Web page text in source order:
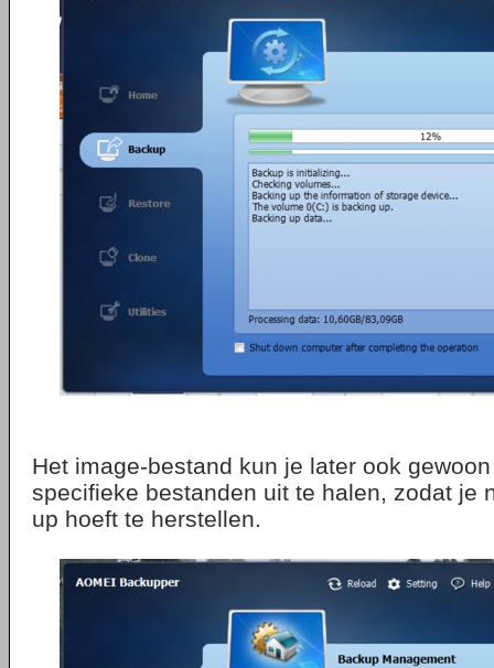
Het image-bestand kun je later ook
specifieke bestanden uit te halen, zodat je
up hoeft te herstellen.